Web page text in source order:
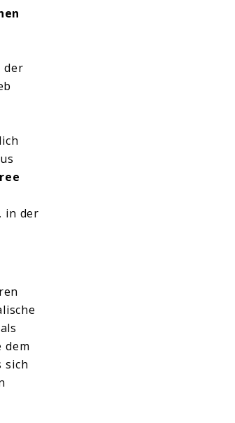
der
in der
dem
sich